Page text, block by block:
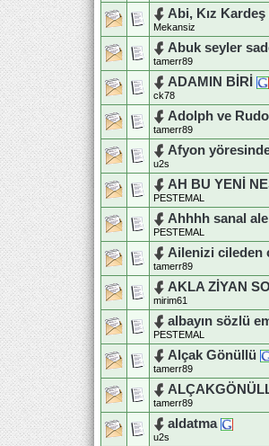
Abi, Kız Kardeş
Mekansiz
Abuk seyler
tamerr89
ADAMIN BİRİ
ck78
Adolph ve
tamerr89
Afyon
u2s
AH BU YENİ
PESTEMAL
Ahhhh sanal
PESTEMAL
Ailenizi cileden
tamerr89
AKLA ZİYAN
mirim61
albayın sözlü
PESTEMAL
Alçak Gönüllü
tamerr89
tamerr89
aldatma
u2s